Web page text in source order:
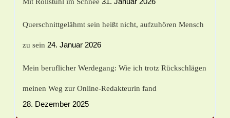
Querschnittgelähmt sein heißt nicht, aufzuhören Mensch
zu sein 24. Januar 2026
Mein beruflicher Werdegang: Wie ich trotz Rückschlägen
meinen Weg zur Online-Redakteurin fand
28. Dezember 2025